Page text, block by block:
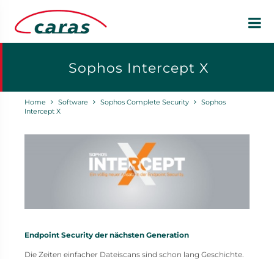
Sophos Intercept X
Home Software Sophos Complete Security
Sophos
Intercept X
Endpoint Security der nächsten Generation
Die Zeiten einfacher Dateiscans sind schon lang Geschichte.